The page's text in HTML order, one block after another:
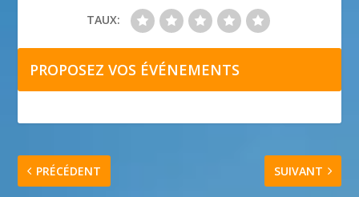
TAUX:
PROPOSEZ VOS ÉVÉNEMENTS
PRÉCÉDENT SUIVANT